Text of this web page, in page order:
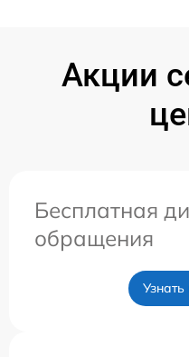
Акции
Бесплатная
обращения